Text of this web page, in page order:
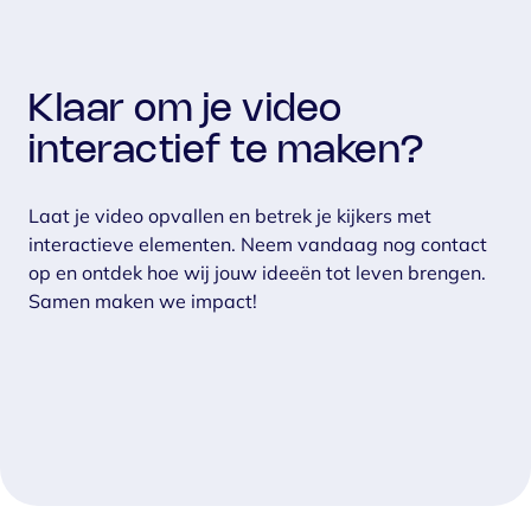
Klaar om je video
interactief te maken?
Laat je video opvallen en betrek je kijkers met
interactieve elementen. Neem vandaag nog contact
op en ontdek hoe wij jouw ideeën tot leven brengen.
Samen maken we impact!